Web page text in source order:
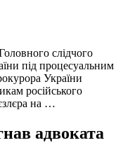
слідчого
під процесуальним
України
російського
на …
адвоката